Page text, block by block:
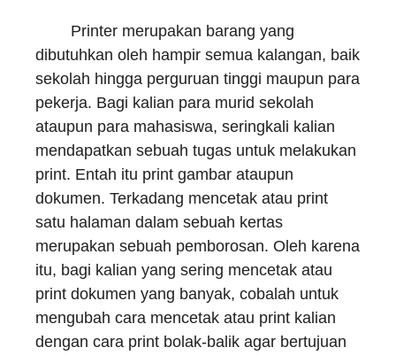
Printer merupakan barang yang
dibutuhkan oleh hampir semua kalangan, baik
sekolah hingga perguruan tinggi maupun para
pekerja. Bagi kalian para murid sekolah
ataupun para mahasiswa, seringkali kalian
mendapatkan sebuah tugas untuk melakukan
print. Entah itu print gambar ataupun
dokumen. Terkadang mencetak atau print
satu halaman dalam sebuah kertas
merupakan sebuah pemborosan. Oleh karena
itu, bagi kalian yang sering mencetak atau
print dokumen yang banyak, cobalah untuk
mengubah cara mencetak atau print kalian
dengan cara print bolak-balik agar bertujuan